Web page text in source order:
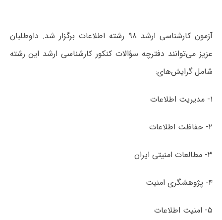
آزمون کارشناسی ارشد ۹۸ رشته اطلاعات برگزار شد. داوطلبان
عزیز می‌توانند دفترچه سؤالات کنکور کارشناسی ارشد این رشته
شامل گرایش‌های:
۱- مدیریت اطلاعات
۲- حفاظت اطلاعات
۳- مطالعات امنیتی ایران
۴- پژوهشگری امنیت
۵- امنیت اطلاعات